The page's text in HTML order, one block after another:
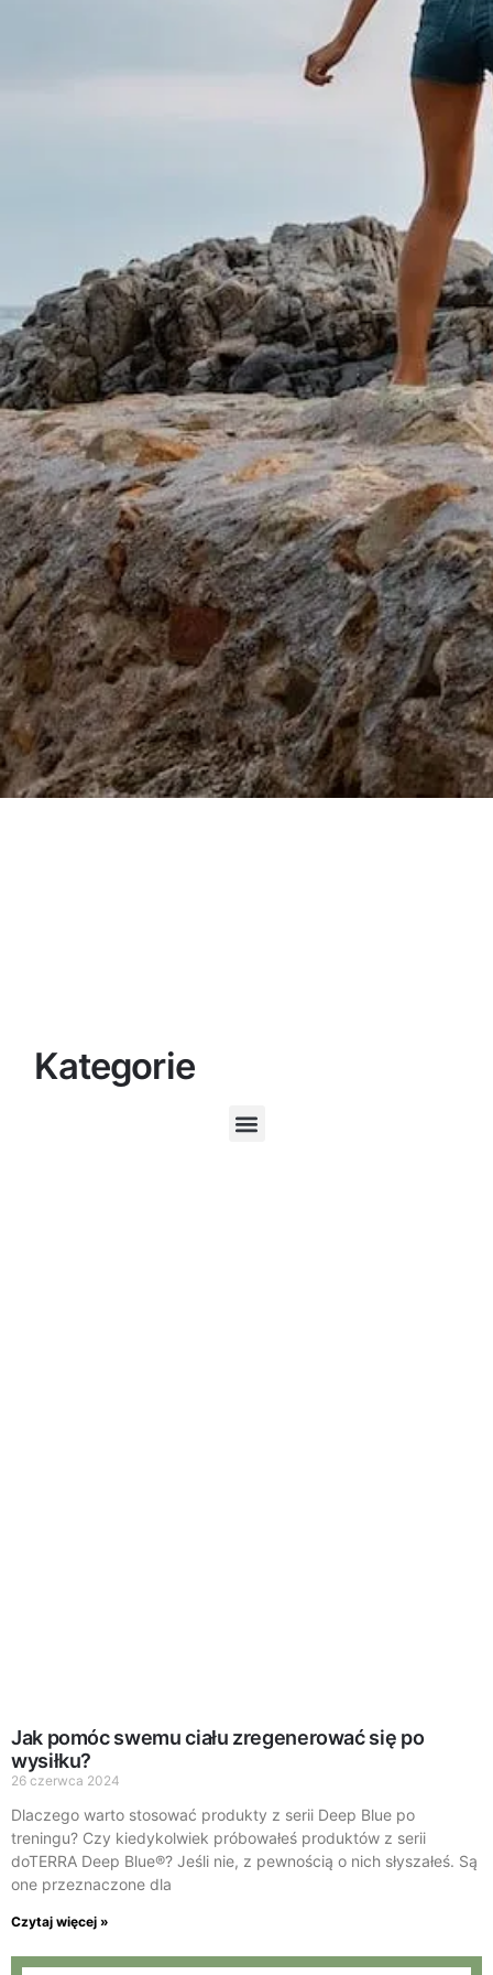
Kategorie
Jak pomóc swemu ciału zregenerować się po
wysiłku?
26 czerwca 2024
Dlaczego warto stosować produkty z serii Deep Blue po
treningu? Czy kiedykolwiek próbowałeś produktów z serii
doTERRA Deep Blue®? Jeśli nie, z pewnością o nich słyszałeś. Są
one przeznaczone dla
Czytaj więcej »